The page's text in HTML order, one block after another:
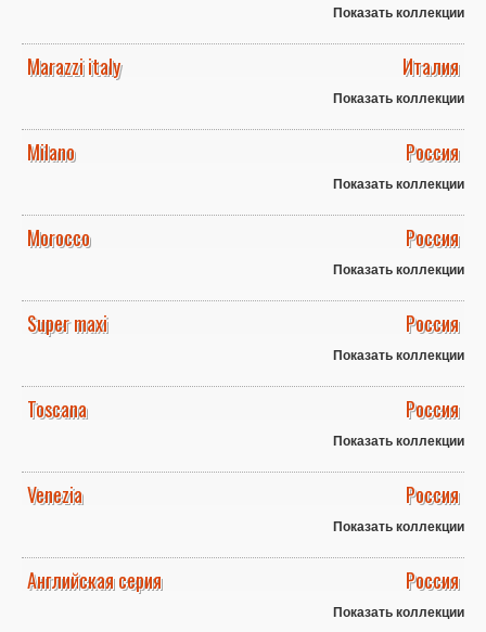
Показать коллекции
Marazzi italy Италия
Показать коллекции
Milano Россия
Показать коллекции
Morocco Россия
Показать коллекции
Super maxi Россия
Показать коллекции
Toscana Россия
Показать коллекции
Venezia Россия
Показать коллекции
Английская серия Россия
Показать коллекции